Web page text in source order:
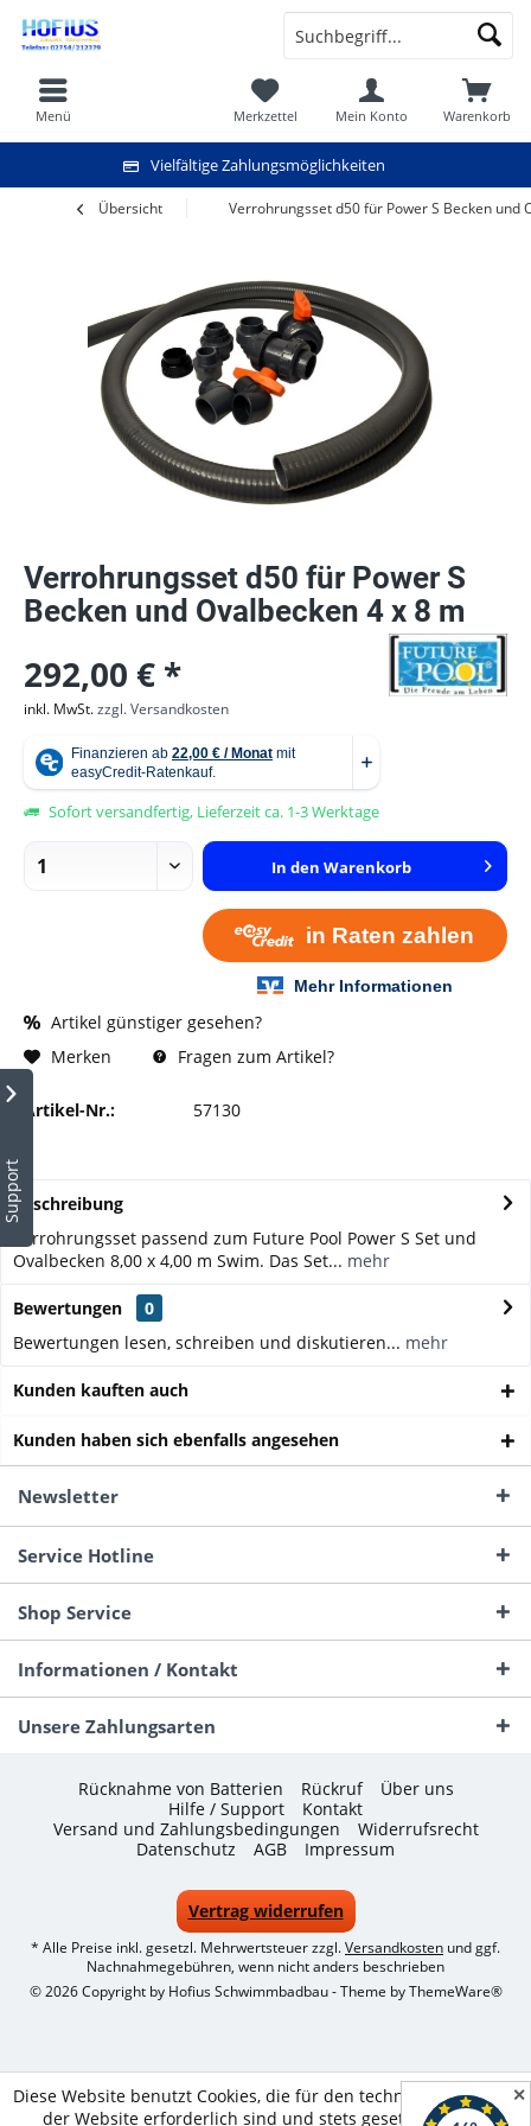
Support
Vielfältige Zahlungsmöglichkeiten
Warenkorb
Merkzettel Mein Konto
Menü
Übersicht Verrohrungsset d50 für Power S Becken und
Verrohrungsset d50 für Power S
Becken und Ovalbecken 4 x 8 m
292,00 € *
inkl. MwSt.zzgl. Versandkosten
Sofort versandfertig, Lieferzeit ca. 1-3 Werktage
In den Warenkorb
Artikel günstiger gesehen?
Merken
Fragen zum Artikel?
Artikel-Nr.: 57130
Beschreibung
Verrohrungsset passend zum Future Pool Power S Set und
Ovalbecken 8,00 x 4,00 m Swim. Das Set... mehr
Bewertungen
0
Bewertungen lesen, schreiben und diskutieren... mehr
Kunden kauften auch
Kunden haben sich ebenfalls angesehen
Newsletter
Service Hotline
Shop Service
Informationen / Kontakt
Unsere Zahlungsarten
Rücknahme von Batterien Rückruf
Über uns
Hilfe / Support
Kontakt
Versand und Zahlungsbedingungen
Widerrufsrecht
Datenschutz
AGB Impressum
Vertrag widerrufen
* Alle Preise inkl. gesetzl. Mehrwertsteuer zzgl.Versandkosten und ggf.
Nachnahmegebühren, wenn nicht anders beschrieben
© 2026 Copyright by Hofius Schwimmbadbau - Theme byThemeWare®
Diese Website benutzt Cookies, die für den technischen Betrieb
der Website erforderlich sind und stets gesetzt werden.
✕